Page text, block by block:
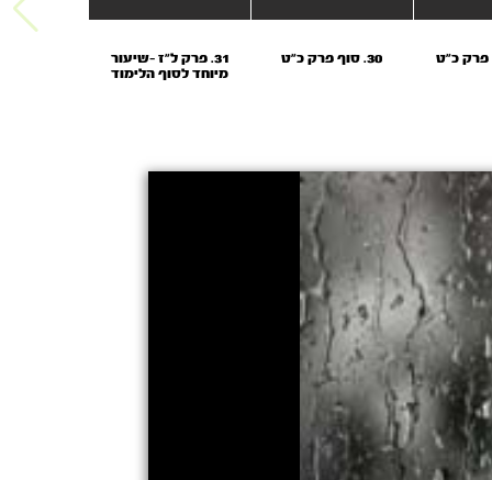
30. סוף פרק כ"ט
31. פרק ל"ז -שיעור
מיוחד לסוף הלימוד